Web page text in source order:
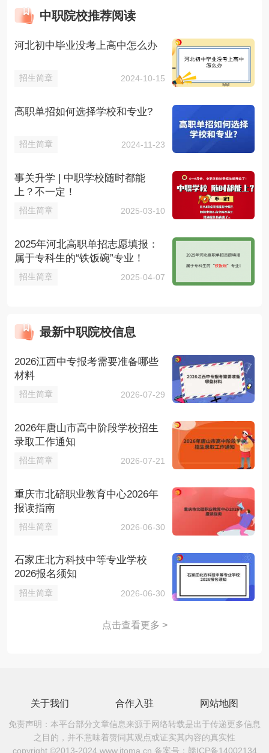
中职院校推荐阅读
河北初中毕业没考上高中怎么办
招生简章 2024-10-15
高职单招如何选择学校和专业?
招生简章 2024-11-23
事关升学 | 中职学校随时都能
上？不一定！
招生简章 2025-03-10
2025年河北高职单招志愿填报：
属于专科生的“铁饭碗”专业！
招生简章 2025-04-07
最新中职院校信息
2026江西中专报考需要准备哪些
材料
招生简章 2026-07-29
2026年唐山市高中阶段学校招生
录取工作通知
招生简章 2026-07-21
重庆市北碚职业教育中心2026年
报读指南
招生简章 2026-06-30
石家庄北方科技中等专业学校
2026报名须知
招生简章 2026-06-30
点击查看更多 >
关于我们 合作入驻 网站地图
免责声明：本平台部分文章信息来源于网络转载是出于传递更多信息
之目的，并不意味着赞同其观点或证实其内容的真实性
copyright ©2013-2024 www.itoma.cn 备案号： 赣ICP备14002134